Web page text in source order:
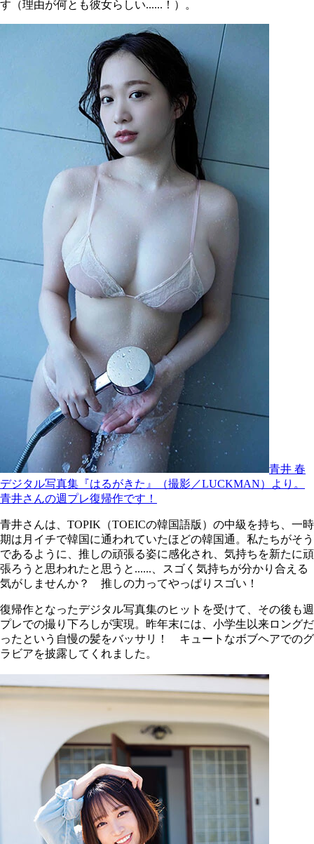
す（理由が何とも彼女らしい......！）。
青井 春
デジタル写真集『はるがきた』（撮影／LUCKMAN）より。
青井さんの週プレ復帰作です！
青井さんは、TOPIK（TOEICの韓国語版）の中級を持ち、一時
期は月イチで韓国に通われていたほどの韓国通。私たちがそう
であるように、推しの頑張る姿に感化され、気持ちを新たに頑
張ろうと思われたと思うと......、スゴく気持ちが分かり合える
気がしませんか？ 推しの力ってやっぱりスゴい！
復帰作となったデジタル写真集のヒットを受けて、その後も週
プレでの撮り下ろしが実現。昨年末には、小学生以来ロングだ
ったという自慢の髪をバッサリ！ キュートなボブヘアでのグ
ラビアを披露してくれました。